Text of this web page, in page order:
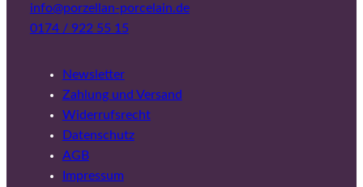
info@porzellan-porcelain.de
0174 / 922 55 15
Newsletter
Zahlung und Versand
Widerrufsrecht
Datenschutz
AGB
Impressum